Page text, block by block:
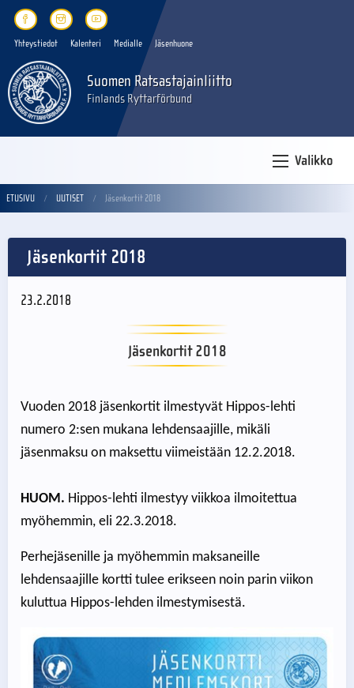
Yhteystiedot Kalenteri Medialle Jäsenhuone
Suomen Ratsastajainliitto
Finlands Ryttarförbund
Valikko
ETUSIVU UUTISET Jäsenkortit 2018
Jäsenkortit 2018
23.2.2018
Jäsenkortit 2018
Vuoden 2018 jäsenkortit ilmestyvät Hippos-lehti
numero 2:sen mukana lehdensaajille, mikäli
jäsenmaksu on maksettu viimeistään 12.2.2018.
HUOM. Hippos-lehti ilmestyy viikkoa ilmoitettua
myöhemmin, eli 22.3.2018.
Perhejäsenille ja myöhemmin maksaneille
lehdensaajille kortti tulee erikseen noin parin viikon
kuluttua Hippos-lehden ilmestymisestä.